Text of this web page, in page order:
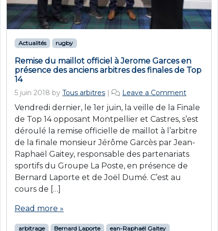
Actualités rugby
Remise du maillot officiel à Jerome Garces en
présence des anciens arbitres des finales de Top
14
5 juin 2018 by Tous arbitres | Leave a Comment
Vendredi dernier, le 1er juin, la veille de la Finale
de Top 14 opposant Montpellier et Castres, s’est
déroulé la remise officielle de maillot à l’arbitre
de la finale monsieur Jérôme Garcès par Jean-
Raphaël Gaitey, responsable des partenariats
sportifs du Groupe La Poste, en présence de
Bernard Laporte et de Joël Dumé. C’est au
cours de […]
Read more »
arbitrage Bernard Laporte
ean-Raphaël Gaitey